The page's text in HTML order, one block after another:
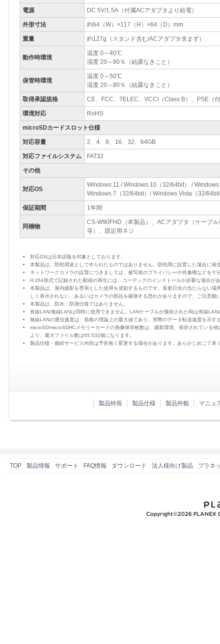
電源 DC 5V/1.5A（付属ACアダプタより給電）
外形寸法 約64（W）×117（H）×64（D）mm
重量 約127g（スタンド含む/ACアダプタ含まず）
動作時環境
温度 0～40℃
湿度 20～80％（結露なきこと）
保管時環境
温度 0～50℃
湿度 20～80％（結露なきこと）
取得承認規格 CE、FCC、TELEC、VCCI（Class B）、PSE（
環境対応 RoHS
microSDカードスロット仕様
対応容量 2、4、8、16、32、64GB
対応ファイルシステム FAT32
その他
対応OS
Windows 11 / Windows 10（32/64bit） /
Windows 7（32/64bit）/ Windows Vista（32/
保証期間 1年間
同梱物
CS-W90FHD（本製品）、ACアダプタ（ケーブ
等）、固定用ネジ
対応OSは日本語版を対象としております。
本製品は、防犯用途として作られたものではありません。防犯用に設置した場合に
ネットワークカメラの設置につきましては、被写体のプライバシーや肖像権などを十
H.264形式で記録された動画の再生には、コーデックのインストールが必要な場合が
本製品は、屋内撮影を専用とした使用を奨励するものです。直射日光の当たらない
しく表示されない、あるいはカメラの部品を破損する恐れがありますので、ご注意願
本製品は、防水・防滴仕様ではありません。
有線LAN/無線LANは同時に使用できません。LANケーブルが接続された時は有線LAN
無線LANの通信速度は、規格の理論上の最大値であり、実際のデータ転送速度を示す
microSD/microSDHCメモリーカードの画像保存枚数は、撮影環境、保存されている
より、最大ファイル数は65,532個になります。
製品仕様・接続サービス内容は予告無く変更する場合があります。あらかじめご了承
製品特長 製品仕様 製品外観 マニュ
TOP 製品情報 サポート FAQ情報 ダウンロード 法人様向け製品 プラネ